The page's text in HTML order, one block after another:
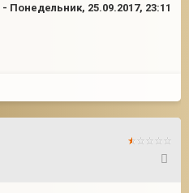
- Понедельник, 25.09.2017, 23:11